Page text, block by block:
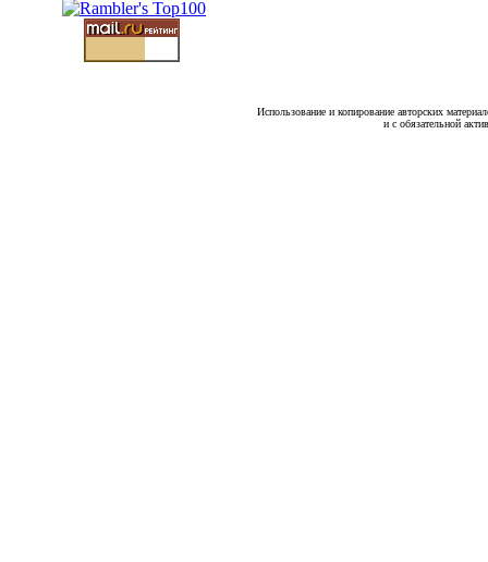
Использование и копирование авторских
и с обязательной